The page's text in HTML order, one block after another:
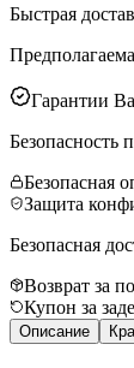
Быстрая
Гарантии
Безопасность
Безопасная
Защита
Безопасная
Возврат за
Купон за
Описание